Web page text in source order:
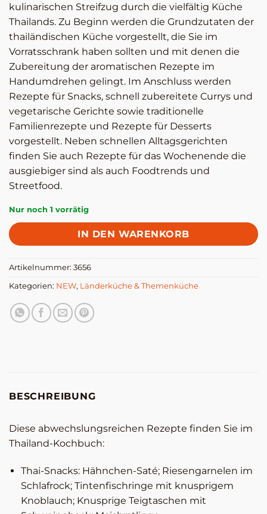
kulinarischen Streifzug durch die vielfältig Küche
Thailands. Zu Beginn werden die Grundzutaten der
thailändischen Küche vorgestellt, die Sie im
Vorratsschrank haben sollten und mit denen die
Zubereitung der aromatischen Rezepte im
Handumdrehen gelingt. Im Anschluss werden
Rezepte für Snacks, schnell zubereitete Currys und
vegetarische Gerichte sowie traditionelle
Familienrezepte und Rezepte für Desserts
vorgestellt. Neben schnellen Alltagsgerichten
finden Sie auch Rezepte für das Wochenende die
ausgiebiger sind als auch Foodtrends und
Streetfood.
Nur noch 1 vorrätig
IN DEN WARENKORB
Artikelnummer: 3656
Kategorien: NEW, Länderküche & Themenküche
BESCHREIBUNG
Diese abwechslungsreichen Rezepte finden Sie im
Thailand-Kochbuch:
Thai-Snacks: Hähnchen-Saté; Riesengarnelen im
Schlafrock; Tintenfischringe mit knusprigem
Knoblauch; Knusprige Teigtaschen mit